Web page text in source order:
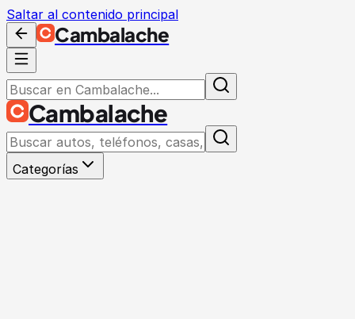
Saltar al contenido principal
Cambalache
Cambalache
Categorías